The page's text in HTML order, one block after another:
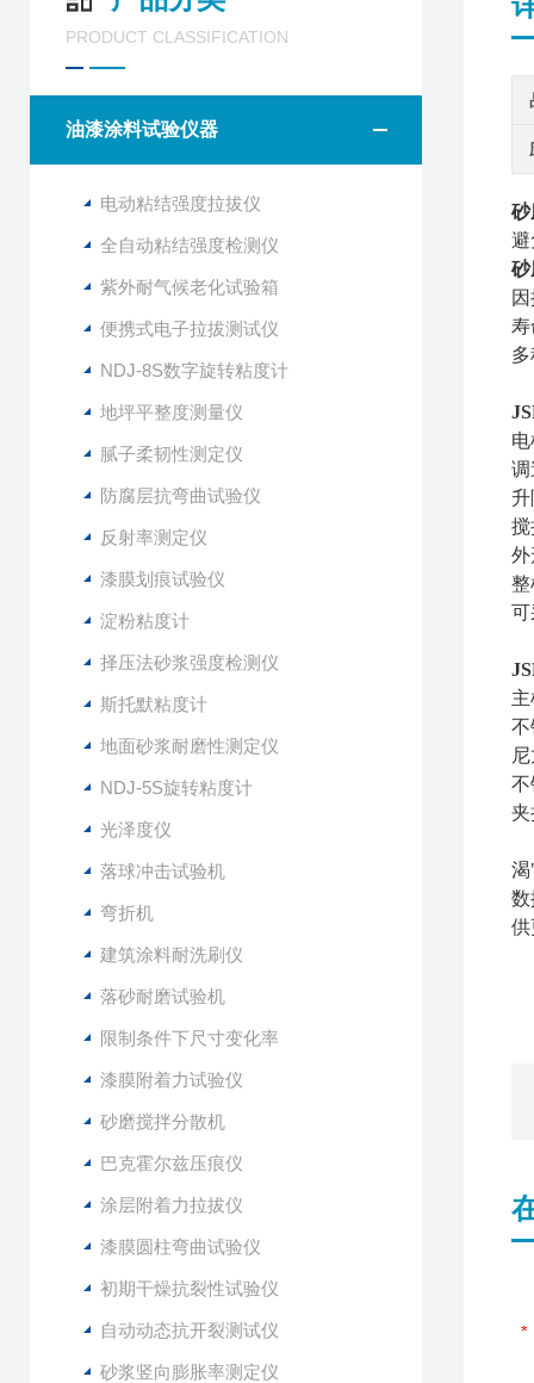
PRODUCT CLASSIFICATION
油漆涂料试验仪器
电动粘结强度拉拔仪
全自动粘结强度检测仪
紫外耐气候老化试验箱
便携式电子拉拔测试仪
NDJ-8S数字旋转粘度计
地坪平整度测量仪
腻子柔韧性测定仪
防腐层抗弯曲试验仪
反射率测定仪
漆膜划痕试验仪
淀粉粘度计
择压法砂浆强度检测仪
斯托默粘度计
地面砂浆耐磨性测定仪
NDJ-5S旋转粘度计
光泽度仪
落球冲击试验机
弯折机
建筑涂料耐洗刷仪
落砂耐磨试验机
限制条件下尺寸变化率
漆膜附着力试验仪
砂磨搅拌分散机
巴克霍尔兹压痕仪
涂层附着力拉拔仪
漆膜圆柱弯曲试验仪
初期干燥抗裂性试验仪
自动动态抗开裂测试仪
砂浆竖向膨胀率测定仪
砂
避
调
搅
外
整
可
不
不
夹
渴
供